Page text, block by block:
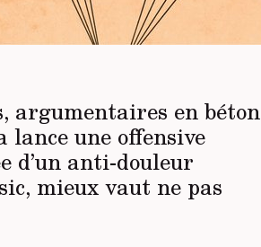
argumentaires en béton
lance une offensive
d’un anti-douleur
mieux vaut ne pas